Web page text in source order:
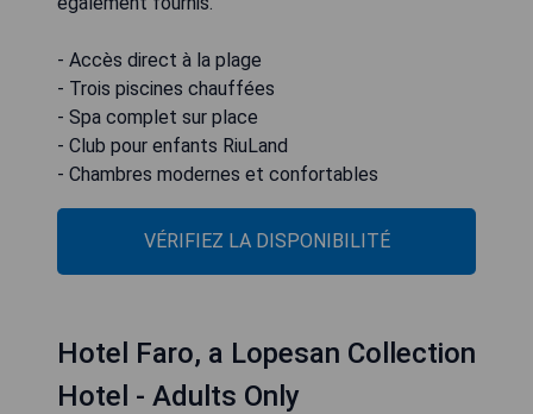
- Accès direct à la plage
- Trois piscines chauffées
- Spa complet sur place
- Club pour enfants RiuLand
- Chambres modernes et confortables
VÉRIFIEZ LA DISPONIBILITÉ
Hotel Faro, a Lopesan Collection
Hotel - Adults Only